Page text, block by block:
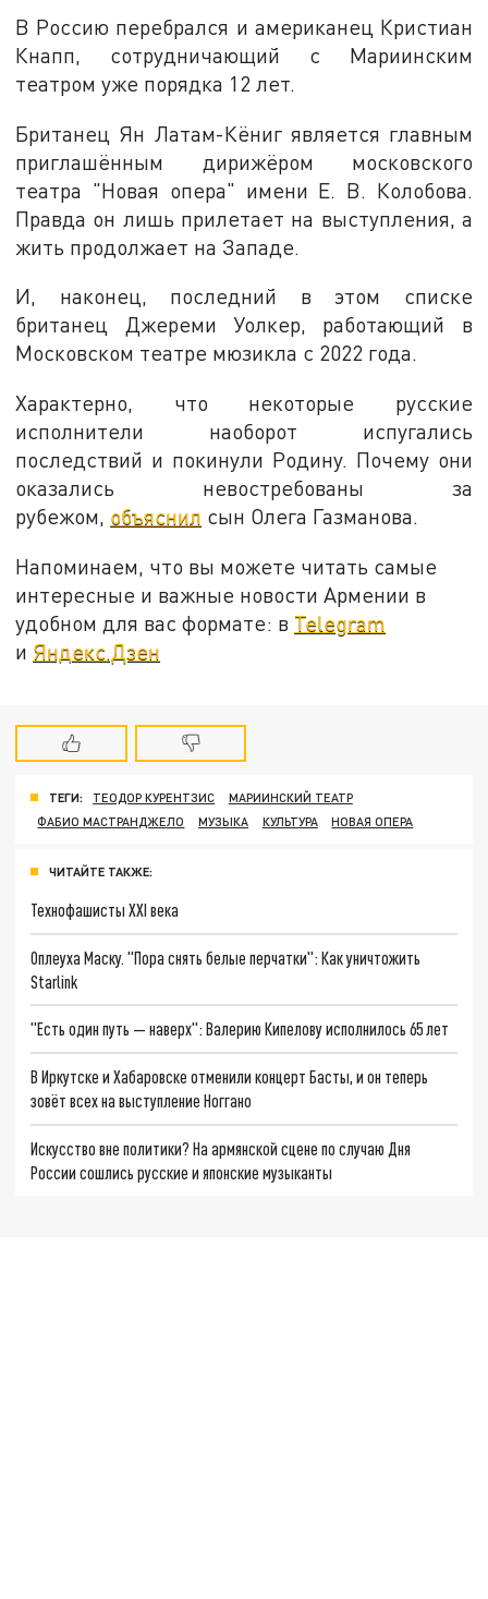
В Россию перебрался и американец Кристиан
Кнапп, сотрудничающий с Мариинским
театром уже порядка 12 лет.
Британец Ян Латам-Кёниг является главным
приглашённым дирижёром московского
театра "Новая опера" имени Е. В. Колобова.
Правда он лишь прилетает на выступления, а
жить продолжает на Западе.
И, наконец, последний в этом списке
британец Джереми Уолкер, работающий в
Московском театре мюзикла с 2022 года.
Характерно, что некоторые русские
исполнители наоборот испугались
последствий и покинули Родину. Почему они
оказались невостребованы за
рубежом, объяснил сын Олега Газманова.
Напоминаем, что вы можете читать самые
интересные и важные новости Армении в
удобном для вас формате: в Telegram
и Яндекс.Дзен
ТЕГИ: ТЕОДОР КУРЕНТЗИС
МАРИИНСКИЙ ТЕАТР
ФАБИО МАСТРАНДЖЕЛО
МУЗЫКА КУЛЬТУРА НОВАЯ ОПЕРА
ЧИТАЙТЕ ТАКЖЕ:
Технофашисты XXI века
Оплеуха Маску. "Пора снять белые перчатки": Как уничтожить
Starlink
"Есть один путь — наверх": Валерию Кипелову исполнилось 65 лет
В Иркутске и Хабаровске отменили концерт Басты, и он теперь
зовёт всех на выступление Ноггано
Искусство вне политики? На армянской сцене по случаю Дня
России сошлись русские и японские музыканты